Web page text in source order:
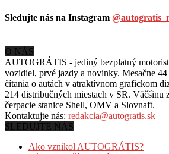
Sledujte nás na Instagram
O NÁS
AUTOGRÁTIS - jediný bezplatný
vozidiel, prvé jazdy a novinky. Mesačne
čítania o autách v atraktívnom grafickom
214 distribučných miestach v SR. Väčšinu
čerpacie stanice Shell, OMV a Slovnaft.
Kontaktujte nás: redakcia@autogratis.sk
SLEDUJTE NÁS
Ako vznikol AUTOGRÁTIS?